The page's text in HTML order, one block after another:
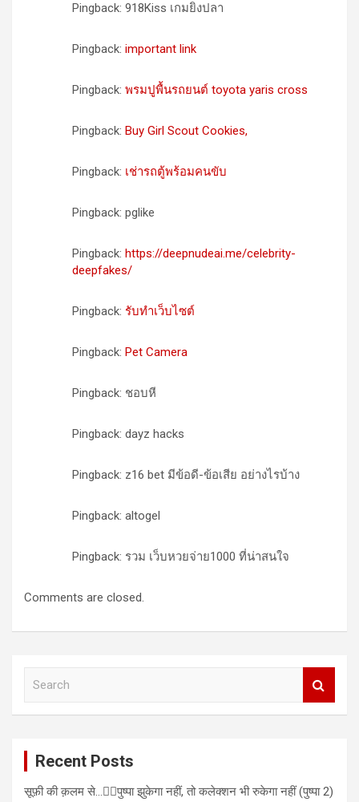
Pingback: 918Kiss เกมยิงปลา
Pingback: important link
Pingback: พรมปูพื้นรถยนต์ toyota yaris cross
Pingback: Buy Girl Scout Cookies,
Pingback: เช่ารถตู้พร้อมคนขับ
Pingback: pglike
Pingback: https://deepnudeai.me/celebrity-
deepfakes/
Pingback: รับทำเว็บไซต์
Pingback: Pet Camera
Pingback: ชอบหี
Pingback: dayz hacks
Pingback: z16 bet มีข้อดี-ข้อเสีย อย่างไรบ้าง
Pingback: altogel
Pingback: รวม เว็บหวยจ่าย1000 ที่น่าสนใจ
Comments are closed.
Recent Posts
सूफ़ी की क़लम से…✍🏻पुष्पा झुकेगा नहीं, तो कलेक्शन भी रुकेगा नहीं (पुष्पा 2)